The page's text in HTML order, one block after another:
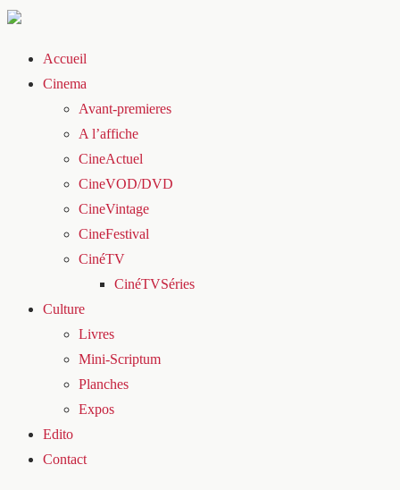
Accueil
Cinema
Avant-premieres
A l’affiche
CineActuel
CineVOD/DVD
CineVintage
CineFestival
CinéTV
CinéTVSéries
Culture
Livres
Mini-Scriptum
Planches
Expos
Edito
Contact